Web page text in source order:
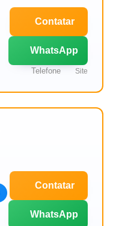
Contatar
WhatsApp
Telefone Site
Contatar
WhatsApp